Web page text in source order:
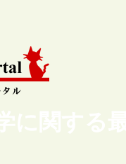
に関する